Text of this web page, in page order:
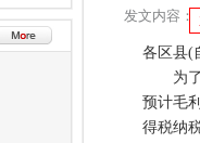
发文内容：
各区县(
为了
预计毛
得税纳